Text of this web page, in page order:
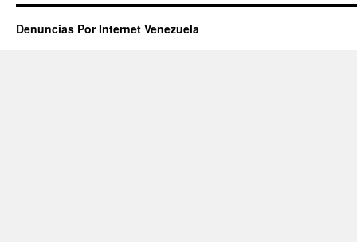
Denuncias Por Internet Venezuela